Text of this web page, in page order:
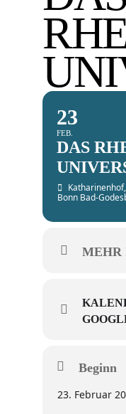
23
FEB.
DAS
Katharinenhof
Bonn Bad-
MEHR
Beginn
23. Februar